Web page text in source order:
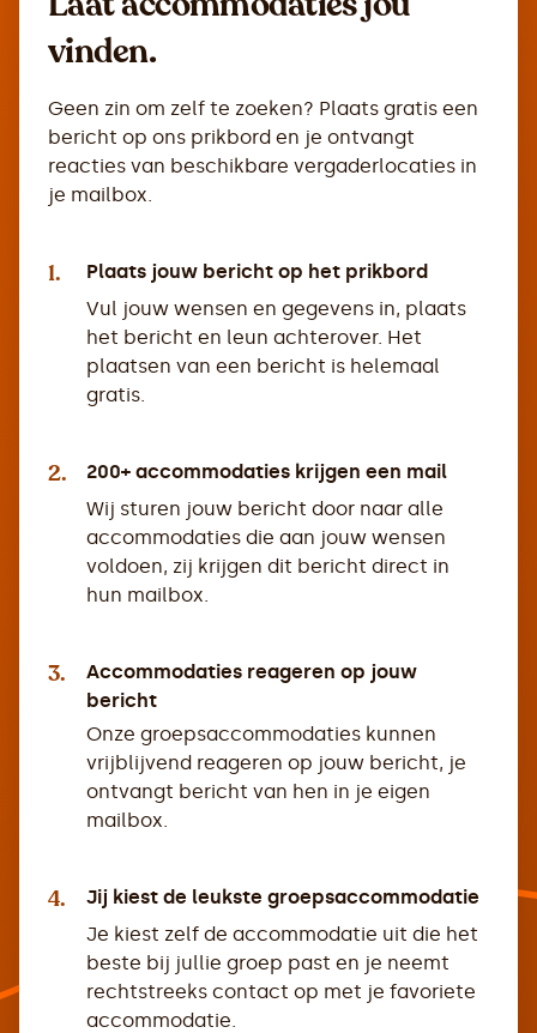
vinden.
Geen zin om zelf te zoeken? Plaats gratis een
bericht op ons prikbord en je ontvangt
reacties van beschikbare vergaderlocaties in
je mailbox.
1.
Plaats jouw bericht op het prikbord
Vul jouw wensen en gegevens in, plaats
het bericht en leun achterover. Het
plaatsen van een bericht is helemaal
gratis.
2.
200+ accommodaties krijgen een mail
Wij sturen jouw bericht door naar alle
accommodaties die aan jouw wensen
voldoen, zij krijgen dit bericht direct in
hun mailbox.
3.
Accommodaties reageren op jouw
bericht
Onze groepsaccommodaties kunnen
vrijblijvend reageren op jouw bericht, je
ontvangt bericht van hen in je eigen
mailbox.
4.
Jij kiest de leukste groepsaccommodatie
Je kiest zelf de accommodatie uit die het
beste bij jullie groep past en je neemt
rechtstreeks contact op met je favoriete
accommodatie.